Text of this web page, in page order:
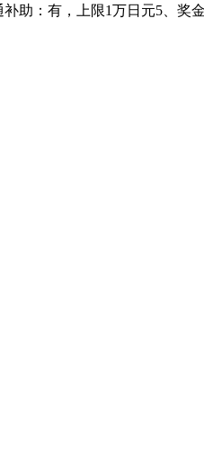
助：有，上限1万日元5、